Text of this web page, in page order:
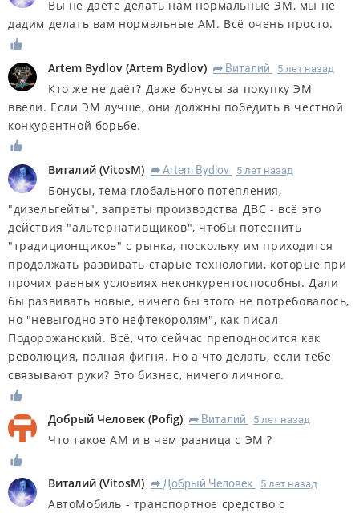
Вы не даёте делать нам нормальные ЭМ, мы не
дадим делать вам нормальные АМ. Всё очень просто.
Artem Bydlov (Artem Bydlov) R Виталий 5 лет назад
Кто же не даёт? Даже бонусы за покупку ЭМ
ввели. Если ЭМ лучше, они должны победить в честной
конкурентной борьбе.
Виталий (VitosM) R Artem Bydlov 5 лет назад
Бонусы, тема глобального потепления,
"дизельгейты", запреты производства ДВС - всё это
действия "альтернативщиков", чтобы потеснить
"традиционщиков" с рынка, поскольку им приходится
продолжать развивать старые технологии, которые при
прочих равных условиях неконкурентоспособны. Дали
бы развивать новые, ничего бы этого не потребовалось,
но "невыгодно это нефтекоролям", как писал
Подорожанский. Всё, что сейчас преподносится как
революция, полная фигня. Но а что делать, если тебе
связывают руки? Это бизнес, ничего личного.
Добрый Человек (Pofig) R Виталий 5 лет назад
Что такое АМ и в чем разница с ЭМ ?
Виталий (VitosM) R Добрый Человек 5 лет назад
АвтоМобиль - транспортное средство с